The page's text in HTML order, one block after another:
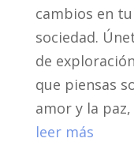
cambios en
sociedad.
de
que piensas
amor y la
leer más